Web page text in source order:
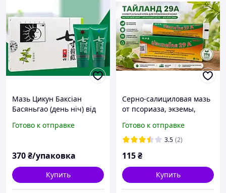
Мазь Цикун Баксіан
Басяньгао (день ніч) від
екземи
Готово к отправке
370₴/упаковка
Купить
Серно-салициловая мазь
от псориаза, экземы,
дерматитов, чесотки 29A
Готово к отправке
3.5 (2)
115₴
Купить